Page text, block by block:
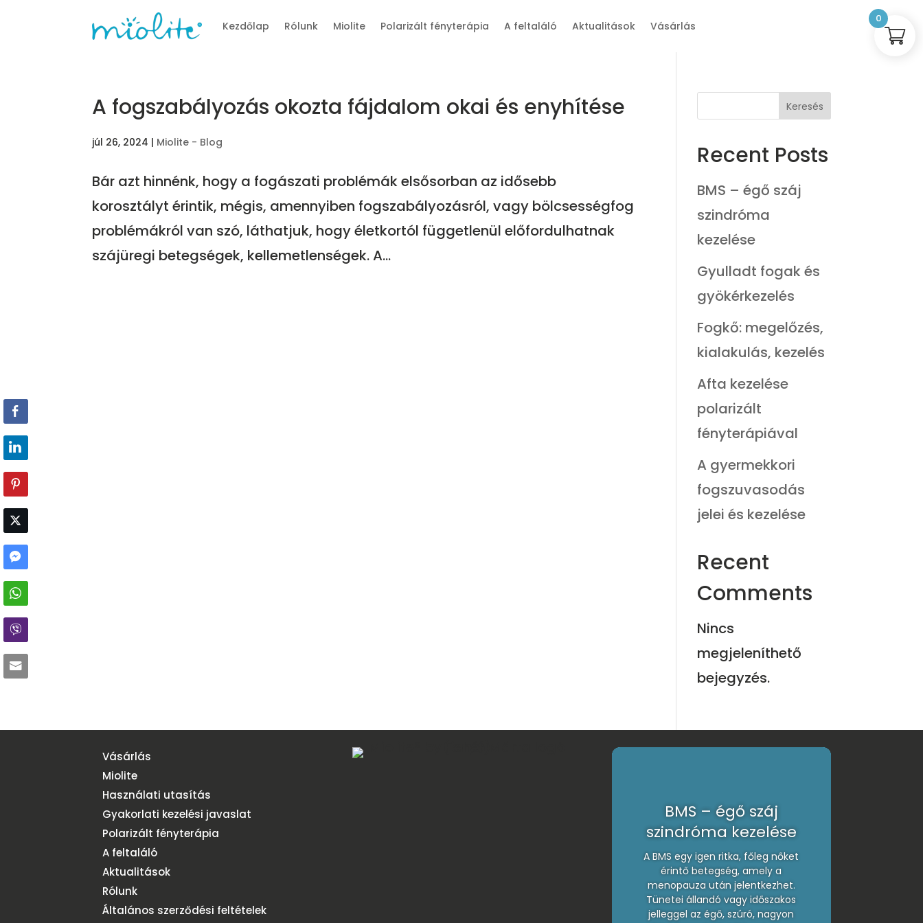
Kezdőlap Rólunk Miolite Polarizált fényterápia A feltaláló Aktualitások Vásárlás
A fogszabályozás okozta fájdalom okai és enyhítése
júl 26, 2024 | Miolite - Blog
Bár azt hinnénk, hogy a fogászati problémák elsősorban az idősebb
korosztályt érintik, mégis, amennyiben fogszabályozásról, vagy bölcsességfog
problémákról van szó, láthatjuk, hogy életkortól függetlenül előfordulhatnak
szájüregi betegségek, kellemetlenségek. A...
Keresés
Recent Posts
BMS – égő száj
szindróma
kezelése
Gyulladt fogak és
gyökérkezelés
Fogkő: megelőzés,
kialakulás, kezelés
Afta kezelése
polarizált
fényterápiával
A gyermekkori
fogszuvasodás
jelei és kezelése
Recent
Comments
Nincs
megjeleníthető
bejegyzés.
Vásárlás
Miolite
Használati utasítás
Gyakorlati kezelési javaslat
Polarizált fényterápia
A feltaláló
Aktualitások
Rólunk
Általános szerződési feltételek
BMS – égő száj
szindróma kezelése
A BMS egy igen ritka, főleg nőket
érintő betegség, amely a
menopauza után jelentkezhet.
Tünetei állandó vagy időszakos
jelleggel az égő, szúró, nagyon
0